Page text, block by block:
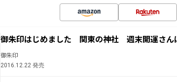
御朱印はじめました 関東の神社 週末開運さん
御朱印
2016.12.22 発売